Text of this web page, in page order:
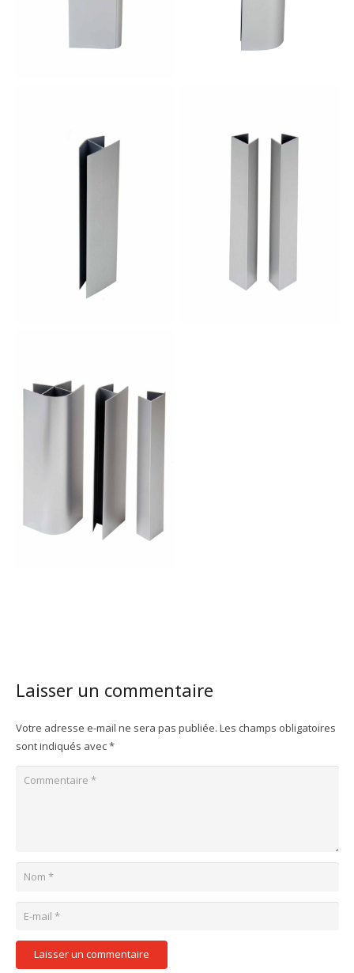
Laisser un commentaire
Votre adresse e-mail ne sera pas publiée. Les champs obligatoires
sont indiqués avec*
Laisser un commentaire